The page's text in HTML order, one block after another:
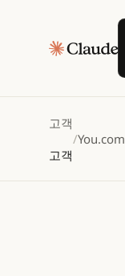
고객
고객
/You.com